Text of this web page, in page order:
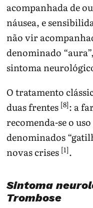
acompanhada de
náusea, e
não vir
denominado
sintoma
O tratamento
duas frentes [8]: a
recomenda-se o
denominados
novas crises [1].
Sintoma
Trombose